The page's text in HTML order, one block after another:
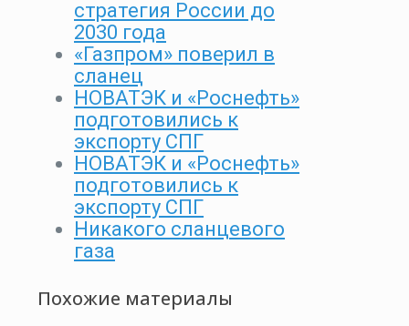
стратегия России до
2030 года
«Газпром» поверил в
сланец
НОВАТЭК и «Роснефть»
подготовились к
экспорту СПГ
НОВАТЭК и «Роснефть»
подготовились к
экспорту СПГ
Никакого сланцевого
газа
Похожие материалы